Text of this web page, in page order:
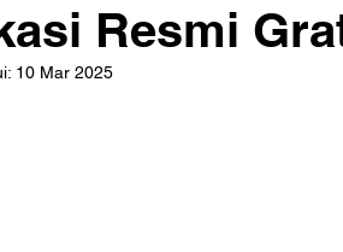
Resmi
10 Mar 2025